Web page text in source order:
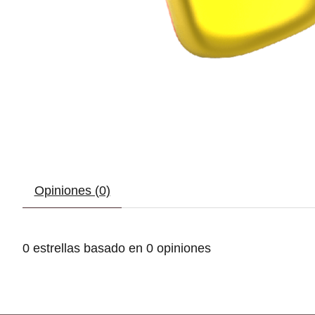
Opiniones (0)
0 estrellas basado en 0 opiniones